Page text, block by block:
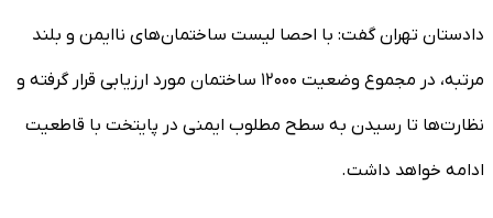
دادستان تهران گفت: با احصا لیست ساختمان‌های ناایمن و بلند
مرتبه، در مجموع وضعیت ۱۲۰۰۰ ساختمان مورد ارزیابی قرار گرفته و
نظارت‌ها تا رسیدن به سطح مطلوب ایمنی در پایتخت با قاطعیت
ادامه خواهد داشت.